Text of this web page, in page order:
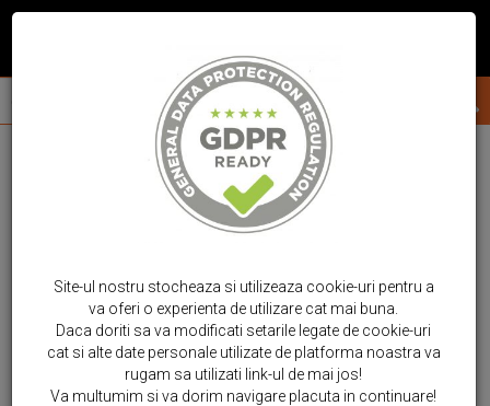
Site-ul nostru stocheaza si utilizeaza cookie-uri pentru a
va oferi o experienta de utilizare cat mai buna.
Daca doriti sa va modificati setarile legate de cookie-uri
cat si alte date personale utilizate de platforma noastra va
rugam sa utilizati link-ul de mai jos!
Va multumim si va dorim navigare placuta in continuare!